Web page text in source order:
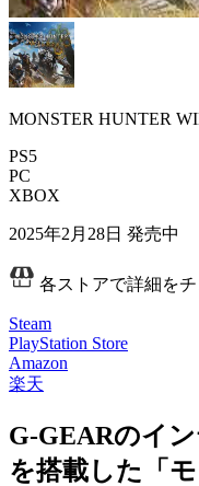
MONSTER HUNTER
PS5
PC
XBOX
2025年2月28日 発売中
各ストアで詳細をチ
Steam
PlayStation Store
Amazon
楽天
G-GEARのイ
を搭載した「